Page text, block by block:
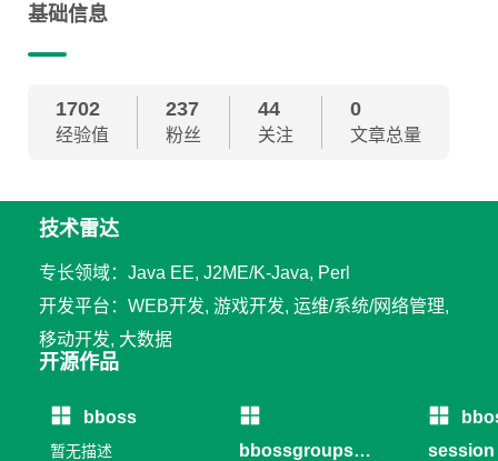
基础信息
1702
经验值
237
粉丝
44
关注
0
文章总量
技术雷达
专长领域：Java EE, J2ME/K-Java, Perl
开发平台：WEB开发, 游戏开发, 运维/系统/网络管理,
移动开发, 大数据
开源作品
bboss
暂无描述
bbossgroups
session